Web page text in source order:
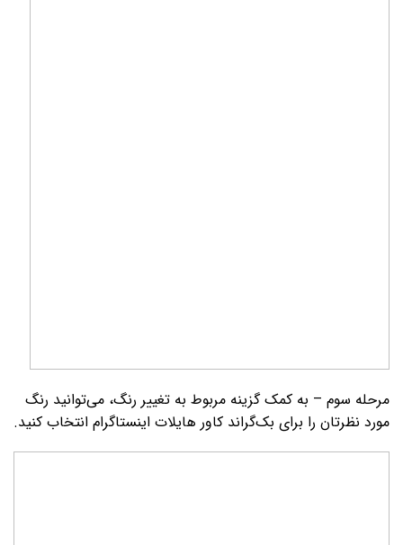
مرحله سوم – به کمک گزینه مربوط به تغییر رنگ، می­‌توانید رنگ
مورد نظرتان را برای بک­‌گراند کاور هایلات اینستاگرام انتخاب کنید.